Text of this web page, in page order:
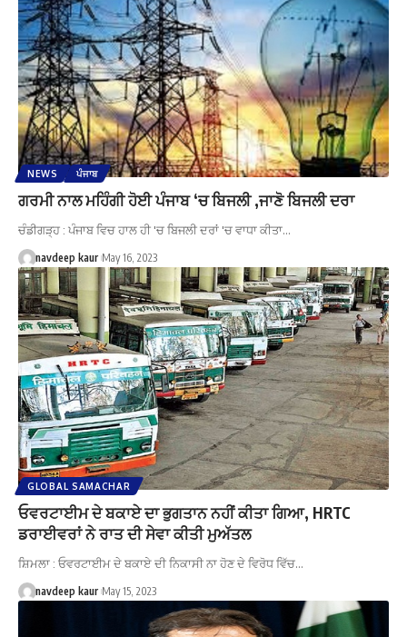
NEWS ਪੰਜਾਬ
ਗਰਮੀ ਨਾਲ ਮਹਿੰਗੀ ਹੋਈ ਪੰਜਾਬ ‘ਚ ਬਿਜਲੀ ,ਜਾਣੋ ਬਿਜਲੀ ਦਰਾ
ਚੰਡੀਗੜ੍ਹ : ਪੰਜਾਬ ਵਿਚ ਹਾਲ ਹੀ 'ਚ ਬਿਜਲੀ ਦਰਾਂ 'ਚ ਵਾਧਾ ਕੀਤਾ…
navdeep kaur May 16, 2023
GLOBAL SAMACHAR
ਓਵਰਟਾਈਮ ਦੇ ਬਕਾਏ ਦਾ ਭੁਗਤਾਨ ਨਹੀਂ ਕੀਤਾ ਗਿਆ, HRTC
ਡਰਾਈਵਰਾਂ ਨੇ ਰਾਤ ਦੀ ਸੇਵਾ ਕੀਤੀ ਮੁਅੱਤਲ
ਸ਼ਿਮਲਾ : ਓਵਰਟਾਈਮ ਦੇ ਬਕਾਏ ਦੀ ਨਿਕਾਸੀ ਨਾ ਹੋਣ ਦੇ ਵਿਰੋਧ ਵਿੱਚ…
navdeep kaur May 15, 2023